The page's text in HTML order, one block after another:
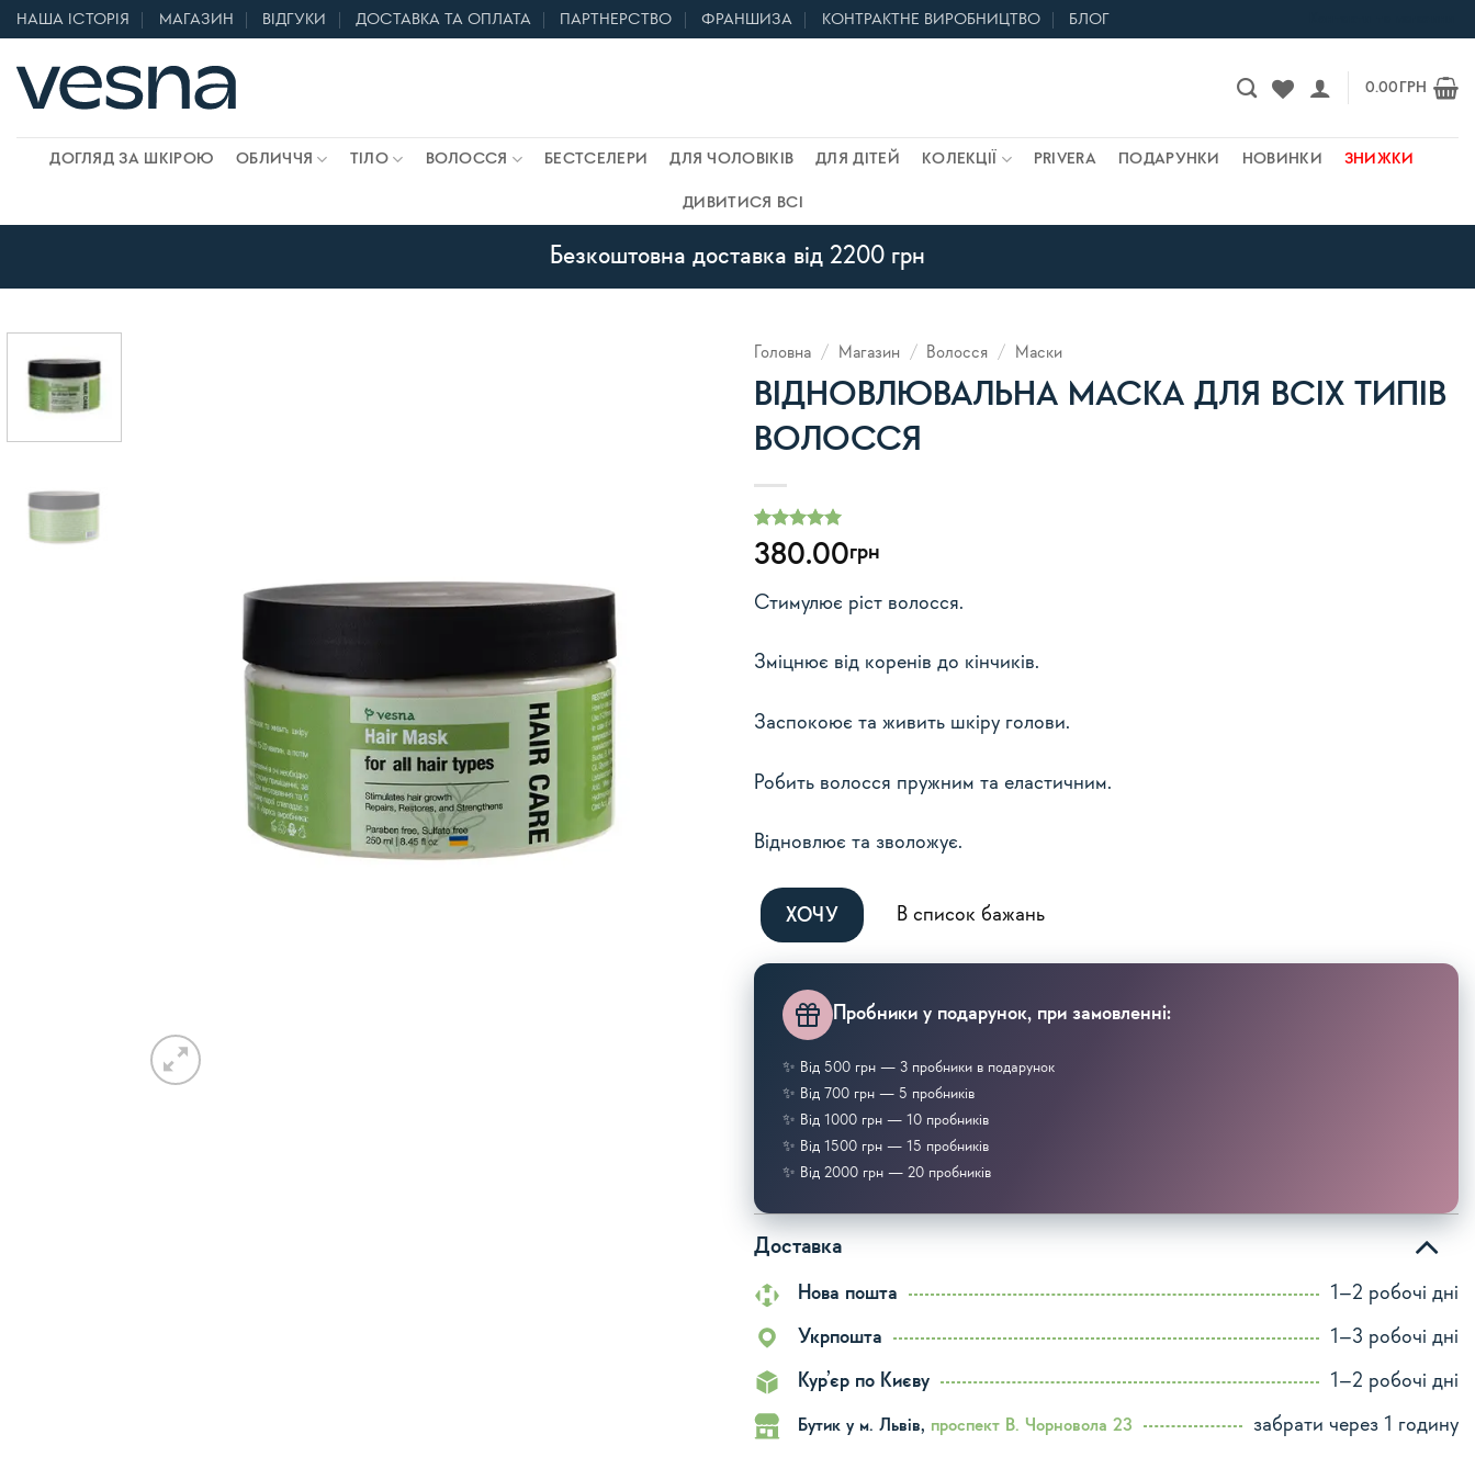
Skip
content
НАША ІСТОРІЯ МАГАЗИН ВІДГУКИ ДОСТАВКА ТА ОПЛАТА ПАРТНЕРСТВО ФРАНШИЗА КОНТРАКТНЕ ВИРОБНИЦТВО БЛОГ
0.00 ГРН
ДОГЛЯД ЗА ШКІРОЮ ОБЛИЧЧЯ ТІЛО ВОЛОССЯ БЕСТСЕЛЕРИ ДЛЯ ЧОЛОВІКІВ ДЛЯ ДІТЕЙ КОЛЕКЦІЇ PRIVERA ПОДАРУНКИ НОВИНКИ ЗНИЖКИ
ДИВИТИСЯ ВСІ
Безкоштовна доставка від 2200 грн
Головна / Магазин / Волосся / Маски
ВІДНОВЛЮВАЛЬНА МАСКА ДЛЯ ВСІХ ТИПІВ
ВОЛОССЯ
Рейтинг5
з 5 на
опитування
4
покупців
380.00грн
Стимулює ріст волосся.
Зміцнює від коренів до кінчиків.
Заспокоює та живить шкіру голови.
Робить волосся пружним та еластичним.
Відновлює та зволожує.
ХОЧУ
Alternative:
В список бажань
Пробники у подарунок, при замовленні:
✨ Від 500 грн — 3 пробники в подарунок
✨ Від 700 грн — 5 пробників
✨ Від 1000 грн — 10 пробників
✨ Від 1500 грн — 15 пробників
✨ Від 2000 грн — 20 пробників
Доставка
Нова пошта 1–2 робочі дні
Укрпошта 1–3 робочі дні
Кур’єр по Києву 1–2 робочі дні
Бутик у м. Львів, проспект В. Чорновола 23 забрати через 1 годину